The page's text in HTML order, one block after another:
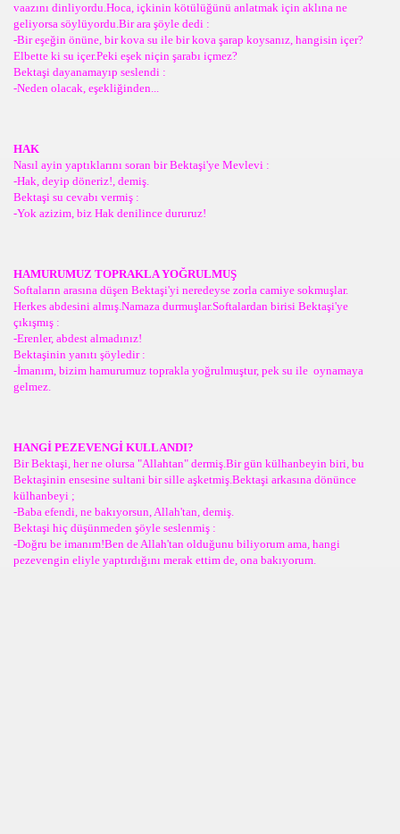
vaazını dinliyordu.Hoca, içkinin kötülüğünü anlatmak için aklına ne
geliyorsa söylüyordu.Bir ara şöyle dedi :
-Bir eşeğin önüne, bir kova su ile bir kova şarap koysanız, hangisin içer?
Elbette ki su içer.Peki eşek niçin şarabı içmez?
Bektaşi dayanamayıp seslendi :
-Neden olacak, eşekliğinden...
HAK
Nasıl ayin yaptıklarını soran bir Bektaşi'ye Mevlevi :
-Hak, deyip döneriz!, demiş.
Bektaşi su cevabı vermiş :
-Yok azizim, biz Hak denilince dururuz!
HAMURUMUZ TOPRAKLA YOĞRULMUŞ
Softaların arasına düşen Bektaşi'yi neredeyse zorla camiye sokmuşlar.
Herkes abdesini almış.Namaza durmuşlar.Softalardan birisi Bektaşi'ye
çıkışmış :
-Erenler, abdest almadınız!
Bektaşinin yanıtı şöyledir :
-İmanım, bizim hamurumuz toprakla yoğrulmuştur, pek su ile oynamaya
gelmez.
HANGİ PEZEVENGİ KULLANDI?
Bir Bektaşi, her ne olursa "Allahtan" dermiş.Bir gün külhanbeyin biri, bu
Bektaşinin ensesine sultani bir sille aşketmiş.Bektaşi arkasına dönünce
külhanbeyi ;
-Baba efendi, ne bakıyorsun, Allah'tan, demiş.
Bektaşi hiç düşünmeden şöyle seslenmiş :
-Doğru be imanım!Ben de Allah'tan olduğunu biliyorum ama, hangi
pezevengin eliyle yaptırdığını merak ettim de, ona bakıyorum.